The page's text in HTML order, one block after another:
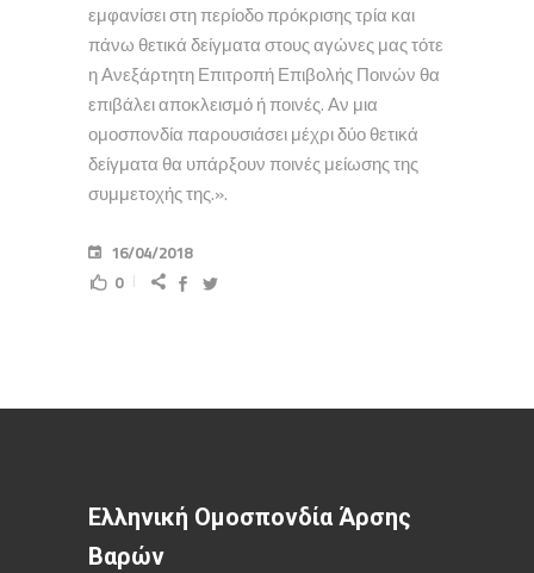
εμφανίσει στη περίοδο πρόκρισης τρία και
πάνω θετικά δείγματα στους αγώνες μας τότε
η Ανεξάρτητη Επιτροπή Επιβολής Ποινών θα
επιβάλει αποκλεισμό ή ποινές. Αν μια
ομοσπονδία παρουσιάσει μέχρι δύο θετικά
δείγματα θα υπάρξουν ποινές μείωσης της
συμμετοχής της.».
16/04/2018
0
Ελληνική Ομοσπονδία Άρσης
Βαρών